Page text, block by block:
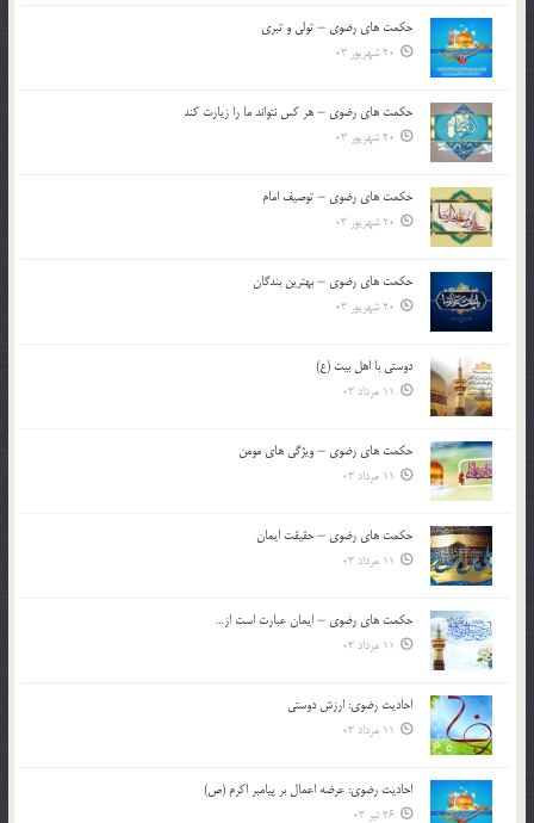
حکمت های رضوی – تولی و تبری
20 شهریور 03
حکمت های رضوی – هر کس نتواند ما را زیارت کند
20 شهریور 03
حکمت های رضوی – توصیف امام
20 شهریور 03
حکمت های رضوی – بهترین بندگان
20 شهریور 03
دوستی با اهل بیت (ع)
11 مرداد 03
حکمت های رضوی – ویژگی های مومن
11 مرداد 03
حکمت های رضوی – حقیقت ایمان
11 مرداد 03
حکمت های رضوی – ایمان عبارت است از…
11 مرداد 03
احادیث رضوی: ارزش دوستی
11 مرداد 03
احادیث رضوی: عرضه اعمال بر پیامبر اکرم (ص)
26 تیر 03